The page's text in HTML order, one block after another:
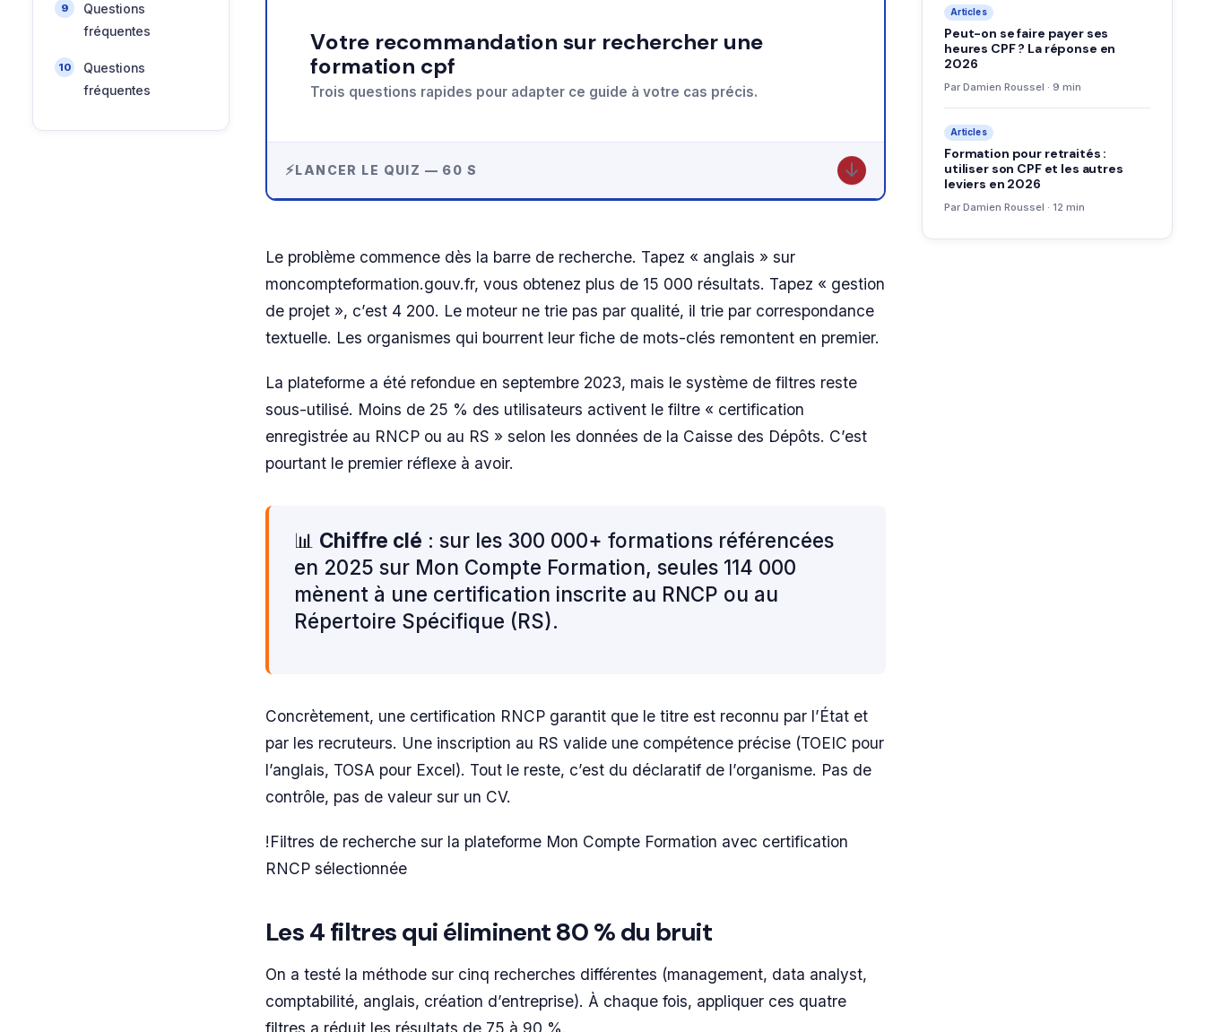
Questions
fréquentes
Questions
fréquentes
Votre recommandation sur rechercher une
formation cpf
Trois questions rapides pour adapter ce guide à votre cas précis.
LANCER LE QUIZ — 60 S ↓
Le problème commence dès la barre de recherche. Tapez « anglais » sur
moncompteformation.gouv.fr, vous obtenez plus de 15 000 résultats. Tapez « gestion
de projet », c’est 4 200. Le moteur ne trie pas par qualité, il trie par correspondance
textuelle. Les organismes qui bourrent leur fiche de mots-clés remontent en premier.
La plateforme a été refondue en septembre 2023, mais le système de filtres reste
sous-utilisé. Moins de 25 % des utilisateurs activent le filtre « certification
enregistrée au RNCP ou au RS » selon les données de la Caisse des Dépôts. C’est
pourtant le premier réflexe à avoir.
📊 Chiffre clé : sur les 300 000+ formations référencées
en 2025 sur Mon Compte Formation, seules 114 000
mènent à une certification inscrite au RNCP ou au
Répertoire Spécifique (RS).
Concrètement, une certification RNCP garantit que le titre est reconnu par l’État et
par les recruteurs. Une inscription au RS valide une compétence précise (TOEIC pour
l’anglais, TOSA pour Excel). Tout le reste, c’est du déclaratif de l’organisme. Pas de
contrôle, pas de valeur sur un CV.
!Filtres de recherche sur la plateforme Mon Compte Formation avec certification
RNCP sélectionnée
Les 4 filtres qui éliminent 80 % du bruit
On a testé la méthode sur cinq recherches différentes (management, data analyst,
comptabilité, anglais, création d’entreprise). À chaque fois, appliquer ces quatre
filtres a réduit les résultats de 75 à 90 %.
Articles
Peut-on se faire payer ses
heures CPF ? La réponse en
2026
Par Damien Roussel · 9 min
Articles
Formation pour retraités :
utiliser son CPF et les autres
leviers en 2026
Par Damien Roussel · 12 min